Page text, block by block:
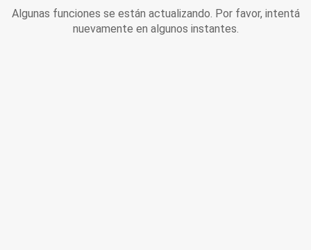
Algunas funciones se están actualizando. Por favor, intentá
nuevamente en algunos instantes.